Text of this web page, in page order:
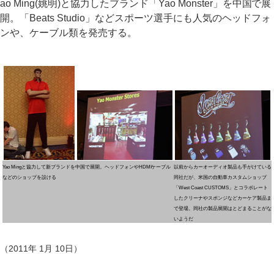
ao Ming(姚明)と協力したブランド「Yao Monster」を中国で展
開。「Beats Studio」などスポーツ選手にも人気のヘッドフォ
ンや、ケーブル類を発売する。
Yao Mingと協力して新ブランドを中国で展開。ヘッドフォンやHDMIケーブル
などのショップを設ける
以前からカーオーディオ製品も手がけている
同社だが、米国の自動車カスタムショップ
「West Coast CUSTOMS」とコラボレート
したクリーナやスポンジなどカーケア製品ま
で登場。同社の製品展開はとどまることがな
いようだ
（2011年 1月 10日）